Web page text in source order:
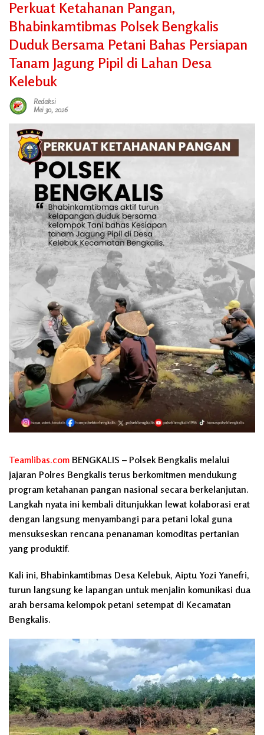
Perkuat Ketahanan Pangan,
Bhabinkamtibmas Polsek Bengkalis
Duduk Bersama Petani Bahas Persiapan
Tanam Jagung Pipil di Lahan Desa
Kelebuk
Redaksi
Mei 30, 2026
Teamlibas.com BENGKALIS – Polsek Bengkalis melalui
jajaran Polres Bengkalis terus berkomitmen mendukung
program ketahanan pangan nasional secara berkelanjutan.
Langkah nyata ini kembali ditunjukkan lewat kolaborasi erat
dengan langsung menyambangi para petani lokal guna
mensukseskan rencana penanaman komoditas pertanian
yang produktif.
Kali ini, Bhabinkamtibmas Desa Kelebuk, Aiptu Yozi Yanefri,
turun langsung ke lapangan untuk menjalin komunikasi dua
arah bersama kelompok petani setempat di Kecamatan
Bengkalis.